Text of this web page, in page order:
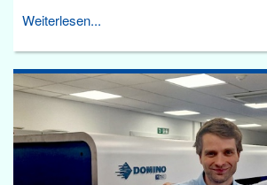
Weiterlesen...